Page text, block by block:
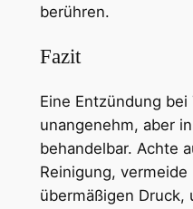
berühren.
Fazit
Eine Entzündung
unangenehm, aber
behandelbar. Achte
Reinigung,
übermäßigen Druck,